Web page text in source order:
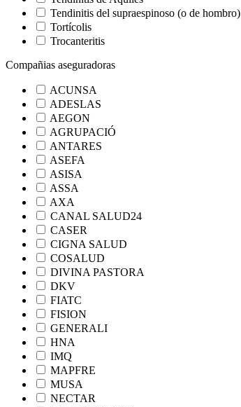
Tendinitis del supraespinoso (o de hombro)
Tortícolis
Trocanteritis
Compañias aseguradoras
ACUNSA
ADESLAS
AEGON
AGRUPACIÓ
ANTARES
ASEFA
ASISA
ASSA
AXA
CANAL SALUD24
CASER
CIGNA SALUD
COSALUD
DIVINA PASTORA
DKV
FIATC
FISION
GENERALI
HNA
IMQ
MAPFRE
MUSA
NECTAR